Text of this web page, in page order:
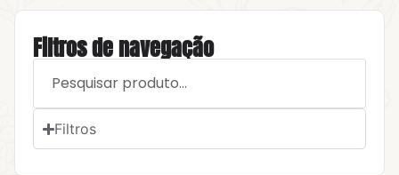
Filtros de navegação
Filtros